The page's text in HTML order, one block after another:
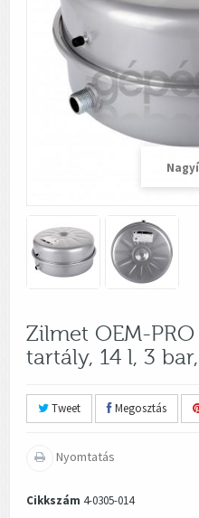
Zilmet OEM-
tartály, 14 l, 3
Tweet Megosztás
Nyomtatás
Cikkszám 4-0305-014